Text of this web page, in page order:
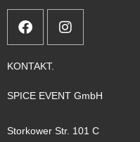
KONTAKT.
SPICE EVENT GmbH
Storkower Str. 101 C